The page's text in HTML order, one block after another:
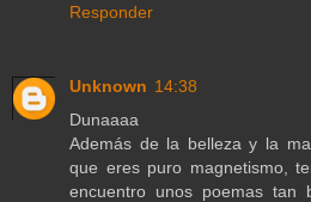
Responder
Unknown 14:38
Dunaaaa
Además de la belleza y la
que eres puro magnetismo,
encuentro unos poemas tan